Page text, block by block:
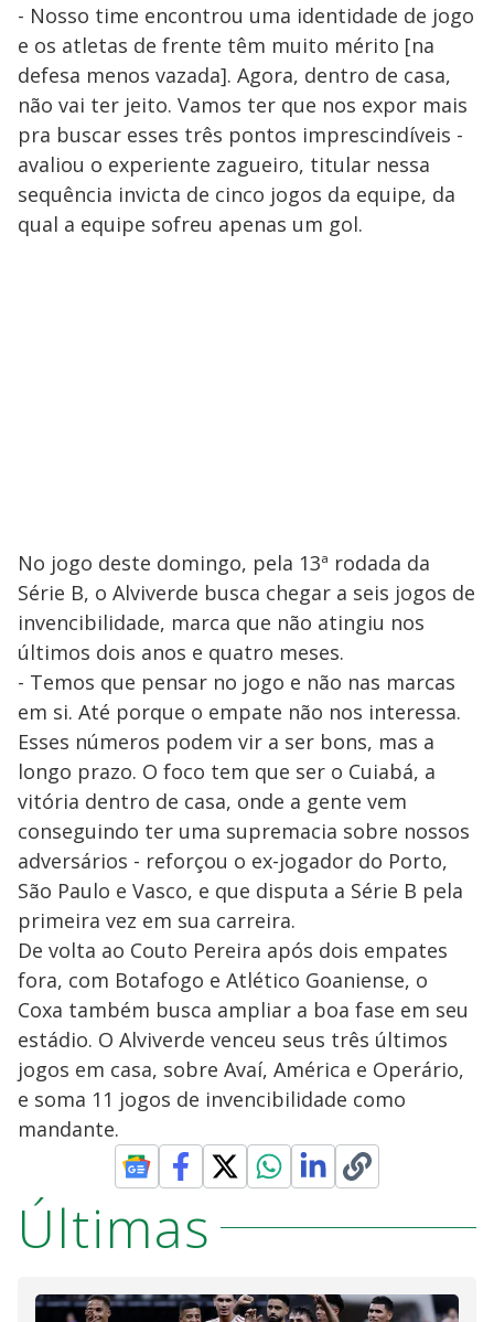
- Nosso time encontrou uma identidade de jogo
e os atletas de frente têm muito mérito [na
defesa menos vazada]. Agora, dentro de casa,
não vai ter jeito. Vamos ter que nos expor mais
pra buscar esses três pontos imprescindíveis -
avaliou o experiente zagueiro, titular nessa
sequência invicta de cinco jogos da equipe, da
qual a equipe sofreu apenas um gol.
No jogo deste domingo, pela 13ª rodada da
Série B, o Alviverde busca chegar a seis jogos de
invencibilidade, marca que não atingiu nos
últimos dois anos e quatro meses.
- Temos que pensar no jogo e não nas marcas
em si. Até porque o empate não nos interessa.
Esses números podem vir a ser bons, mas a
longo prazo. O foco tem que ser o Cuiabá, a
vitória dentro de casa, onde a gente vem
conseguindo ter uma supremacia sobre nossos
adversários - reforçou o ex-jogador do Porto,
São Paulo e Vasco, e que disputa a Série B pela
primeira vez em sua carreira.
De volta ao Couto Pereira após dois empates
fora, com Botafogo e Atlético Goaniense, o
Coxa também busca ampliar a boa fase em seu
estádio. O Alviverde venceu seus três últimos
jogos em casa, sobre Avaí, América e Operário,
e soma 11 jogos de invencibilidade como
mandante.
Últimas